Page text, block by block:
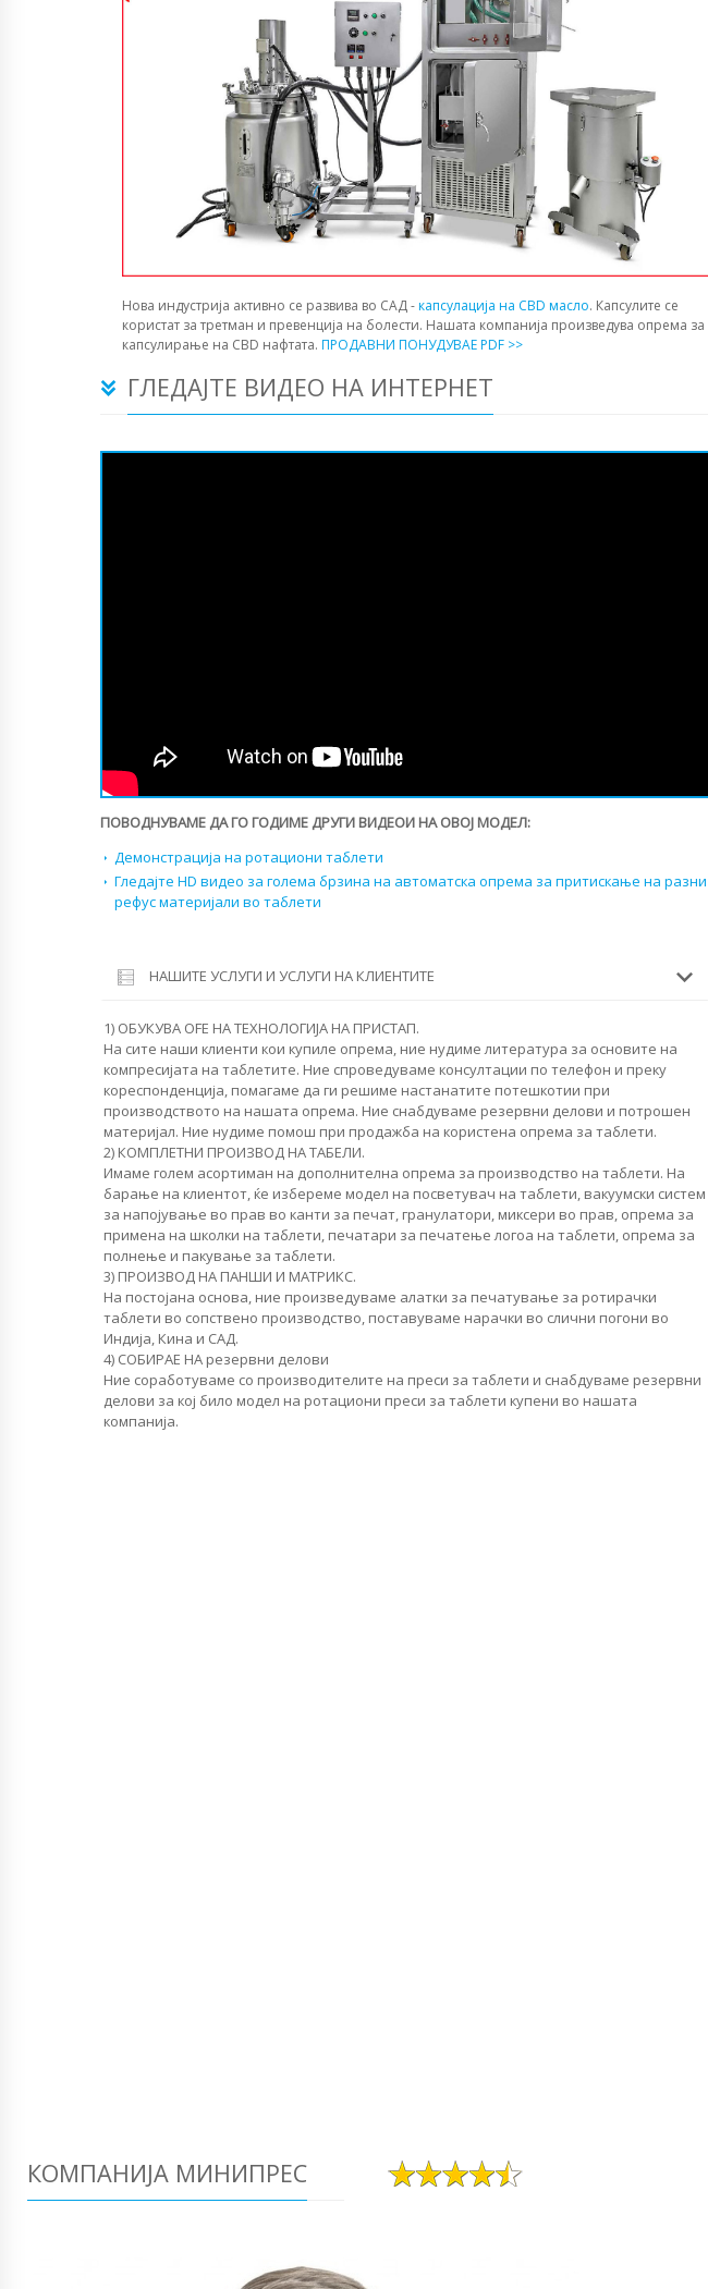
Нова индустрија активно се развива во САД -капсулација на CBD масло. Капсулите се
користат за третман и превенција на болести. Нашата компанија произведува опрема за
капсулирање на CBD нафтата. ПРОДАВНИ ПОНУДУВАЕ PDF >>
ГЛЕДАЈТЕ ВИДЕО НА ИНТЕРНЕТ
ПОВОДНУВАМЕ ДА ГО ГОДИМЕ ДРУГИ ВИДЕОИ НА ОВОЈ МОДЕЛ:
Демонстрација на ротациони таблети
Гледајте HD видео за голема брзина на автоматска опрема за притискање на разни
рефус материјали во таблети
НАШИТЕ УСЛУГИ И УСЛУГИ НА КЛИЕНТИТЕ
1) ОБУКУВА OFЕ НА ТЕХНОЛОГИЈА НА ПРИСТАП.
На сите наши клиенти кои купиле опрема, ние нудиме литература за основите на
компресијата на таблетите. Ние спроведуваме консултации по телефон и преку
кореспонденција, помагаме да ги решиме настанатите потешкотии при
производството на нашата опрема. Ние снабдуваме резервни делови и потрошен
материјал. Ние нудиме помош при продажба на користена опрема за таблети.
2) КОМПЛЕТНИ ПРОИЗВОД НА ТАБЕЛИ.
Имаме голем асортиман на дополнителна опрема за производство на таблети. На
барање на клиентот, ќе избереме модел на посветувач на таблети, вакуумски систем
за напојување во прав во канти за печат, гранулатори, миксери во прав, опрема за
примена на школки на таблети, печатари за печатење логоа на таблети, опрема за
полнење и пакување за таблети.
3) ПРОИЗВОД НА ПАНШИ И МАТРИКС.
На постојана основа, ние произведуваме алатки за печатување за ротирачки
таблети во сопствено производство, поставуваме нарачки во слични погони во
Индија, Кина и САД.
4) СОБИРАЕ НА резервни делови
Ние соработуваме со производителите на преси за таблети и снабдуваме резервни
делови за кој било модел на ротациони преси за таблети купени во нашата
компанија.
КОМПАНИЈА МИНИПРЕС